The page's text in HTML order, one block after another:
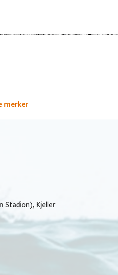
merker
Stadion), Kjeller